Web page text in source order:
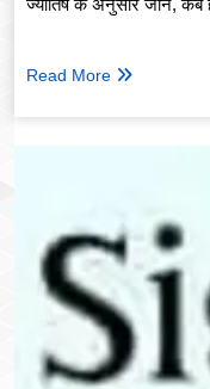
ज्योतिष के अनुसार जानें, कब
Read More